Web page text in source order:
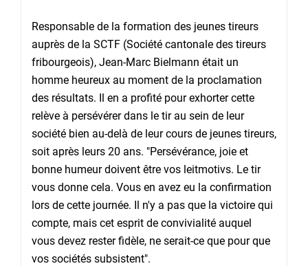
Responsable de la formation des jeunes tireurs
auprès de la SCTF (Société cantonale des tireurs
fribourgeois), Jean-Marc Bielmann était un
homme heureux au moment de la proclamation
des résultats. Il en a profité pour exhorter cette
relève à persévérer dans le tir au sein de leur
société bien au-delà de leur cours de jeunes tireurs,
soit après leurs 20 ans. "Persévérance, joie et
bonne humeur doivent être vos leitmotivs. Le tir
vous donne cela. Vous en avez eu la confirmation
lors de cette journée. Il n'y a pas que la victoire qui
compte, mais cet esprit de convivialité auquel
vous devez rester fidèle, ne serait-ce que pour que
vos sociétés subsistent".